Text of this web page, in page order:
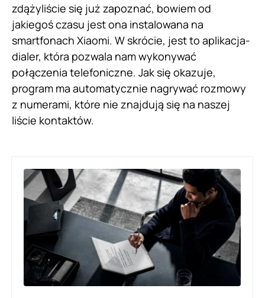
zdążyliście się już zapoznać, bowiem od
jakiegoś czasu jest ona instalowana na
smartfonach Xiaomi. W skrócie, jest to aplikacja-
dialer, która pozwala nam wykonywać
połączenia telefoniczne. Jak się okazuje,
program ma automatycznie nagrywać rozmowy
z numerami, które nie znajdują się na naszej
liście kontaktów.